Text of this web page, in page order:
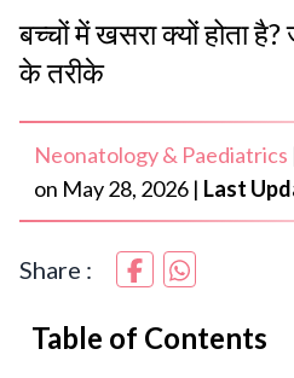
बच्चों में खसरा क्यों होता
के तरीके
Neonatology & Paediatrics
on May 28, 2026 | Last
Share :
Table of Contents